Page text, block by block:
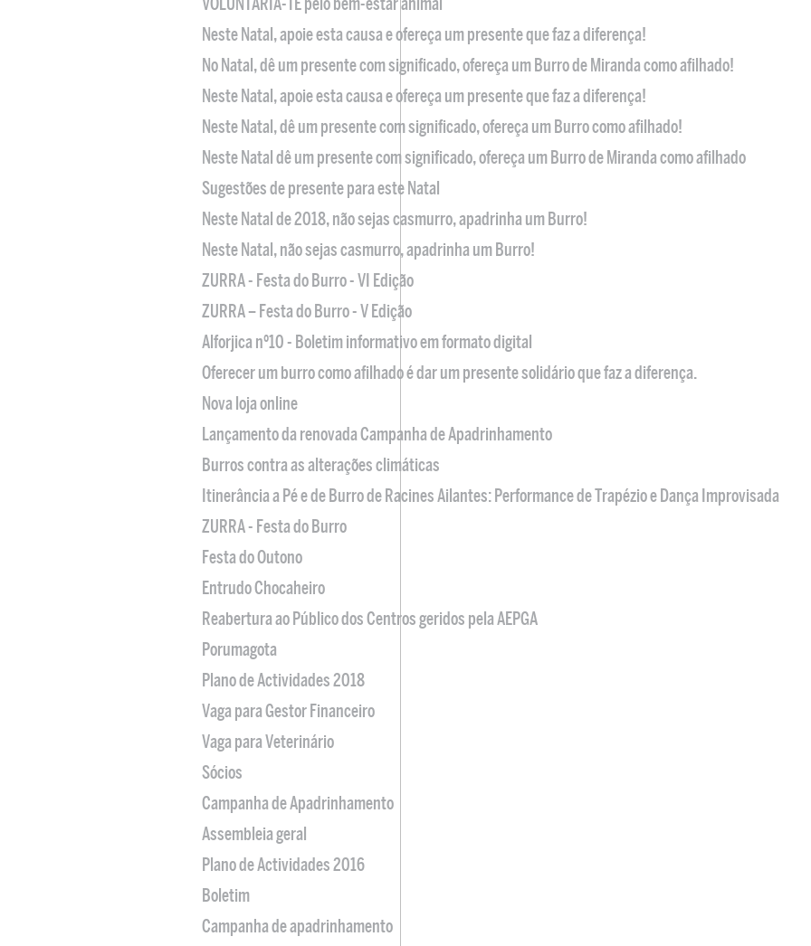
Neste Natal, apoie esta causa e ofereça um presente que faz a diferença!
No Natal, dê um presente com significado, ofereça um Burro de Miranda como afilhado!
Neste Natal, apoie esta causa e ofereça um presente que faz a diferença!
Neste Natal, dê um presente com significado, ofereça um Burro como afilhado!
Neste Natal dê um presente com significado, ofereça um Burro de Miranda como afilhado
Sugestões de presente para este Natal
Neste Natal de 2018, não sejas casmurro, apadrinha um Burro!
Neste Natal, não sejas casmurro, apadrinha um Burro!
ZURRA - Festa do Burro - VI Edição
ZURRA – Festa do Burro - V Edição
Alforjica nº10 - Boletim informativo em formato digital
Oferecer um burro como afilhado é dar um presente solidário que faz a diferença.
Nova loja online
Lançamento da renovada Campanha de Apadrinhamento
Burros contra as alterações climáticas
Itinerância a Pé e de Burro de Racines Ailantes: Performance de Trapézio e Dança Improvisada
ZURRA - Festa do Burro
Festa do Outono
Entrudo Chocaheiro
Reabertura ao Público dos Centros geridos pela AEPGA
Porumagota
Plano de Actividades 2018
Vaga para Gestor Financeiro
Vaga para Veterinário
Sócios
Campanha de Apadrinhamento
Assembleia geral
Plano de Actividades 2016
Boletim
Campanha de apadrinhamento